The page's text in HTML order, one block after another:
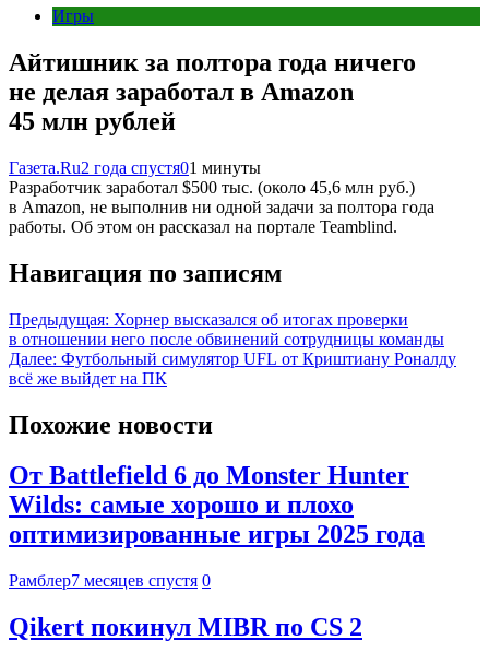
Игры
Айтишник за полтора года ничего
не делая заработал в Amazon
45 млн рублей
Газета.Ru2 года спустя01 минуты
Разработчик заработал $500 тыс. (около 45,6 млн руб.)
в Amazon, не выполнив ни одной задачи за полтора года
работы. Об этом он рассказал на портале Teamblind.
Навигация по записям
Предыдущая: Хорнер высказался об итогах проверки
в отношении него после обвинений сотрудницы команды
Далее: Футбольный симулятор UFL от Криштиану Роналду
всё же выйдет на ПК
Похожие новости
От Battlefield 6 до Monster Hunter
Wilds: самые хорошо и плохо
оптимизированные игры 2025 года
Рамблер7 месяцев спустя 0
Qikert покинул MIBR по CS 2